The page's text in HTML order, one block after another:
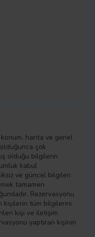
harita ve genel
çok
olduğu bilgilerin
kabul
ve güncel bilgileri
tamamen
Rezervasyonu
kişilerin tüm bilgilerini
kişi ve iletişim
yaptıran kişinin